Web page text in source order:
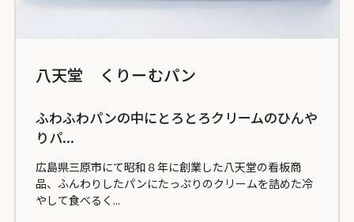
八天堂 くりーむパン
ふわふわパンの中にとろとろクリームのひんや
りパ...
広島県三原市にて昭和８年に創業した八天堂の看板商
品、ふんわりしたパンにたっぷりのクリームを詰めた冷
やして食べるく...